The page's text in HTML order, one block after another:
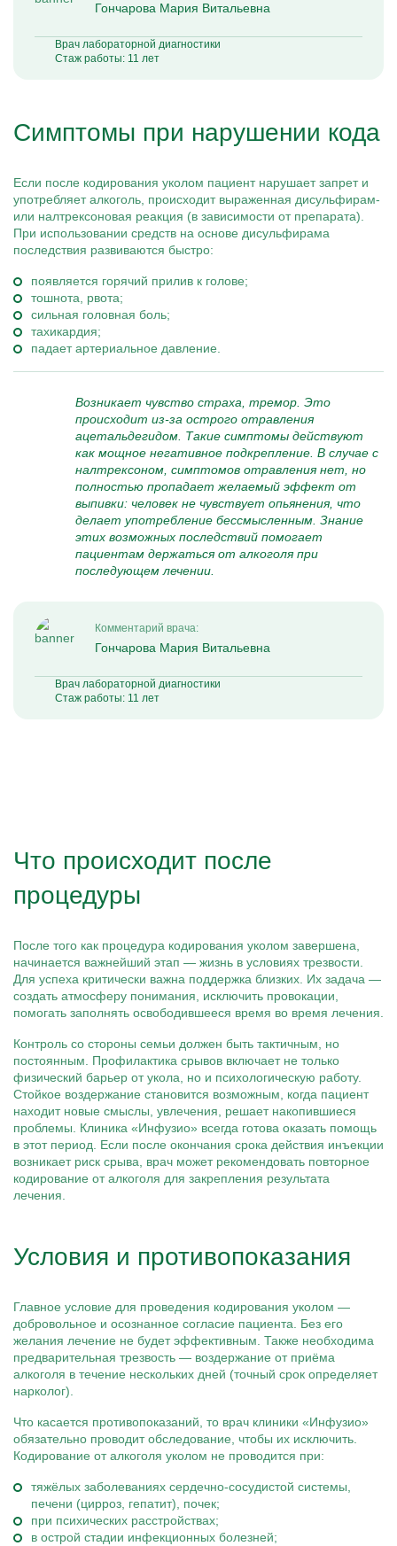
Гончарова Мария Витальевна
Врач лабораторной диагностики
Стаж работы: 11 лет
Симптомы при нарушении кода
Если после кодирования уколом пациент нарушает запрет и
употребляет алкоголь, происходит выраженная дисульфирам-
или налтрексоновая реакция (в зависимости от препарата).
При использовании средств на основе дисульфирама
последствия развиваются быстро:
появляется горячий прилив к голове;
тошнота, рвота;
сильная головная боль;
тахикардия;
падает артериальное давление.
Возникает чувство страха, тремор. Это
происходит из-за острого отравления
ацетальдегидом. Такие симптомы действуют
как мощное негативное подкрепление. В случае с
налтрексоном, симптомов отравления нет, но
полностью пропадает желаемый эффект от
выпивки: человек не чувствует опьянения, что
делает употребление бессмысленным. Знание
этих возможных последствий помогает
пациентам держаться от алкоголя при
последующем лечении.
Комментарий врача:
Гончарова Мария Витальевна
Врач лабораторной диагностики
Стаж работы: 11 лет
Что происходит после
процедуры
После того как процедура кодирования уколом завершена,
начинается важнейший этап — жизнь в условиях трезвости.
Для успеха критически важна поддержка близких. Их задача —
создать атмосферу понимания, исключить провокации,
помогать заполнять освободившееся время во время лечения.
Контроль со стороны семьи должен быть тактичным, но
постоянным. Профилактика срывов включает не только
физический барьер от укола, но и психологическую работу.
Стойкое воздержание становится возможным, когда пациент
находит новые смыслы, увлечения, решает накопившиеся
проблемы. Клиника «Инфузио» всегда готова оказать помощь
в этот период. Если после окончания срока действия инъекции
возникает риск срыва, врач может рекомендовать повторное
кодирование от алкоголя для закрепления результата
лечения.
Условия и противопоказания
Главное условие для проведения кодирования уколом —
добровольное и осознанное согласие пациента. Без его
желания лечение не будет эффективным. Также необходима
предварительная трезвость — воздержание от приёма
алкоголя в течение нескольких дней (точный срок определяет
нарколог).
Что касается противопоказаний, то врач клиники «Инфузио»
обязательно проводит обследование, чтобы их исключить.
Кодирование от алкоголя уколом не проводится при:
тяжёлых заболеваниях сердечно-сосудистой системы,
печени (цирроз, гепатит), почек;
при психических расстройствах;
в острой стадии инфекционных болезней;